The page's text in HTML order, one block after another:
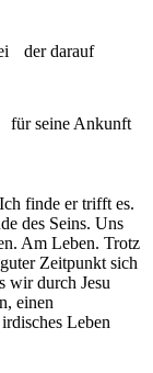
der darauf
für seine Ankunft
finde er trifft es.
des Seins. Uns
Am Leben. Trotz
Zeitpunkt sich
wir durch Jesu
einen
Leben